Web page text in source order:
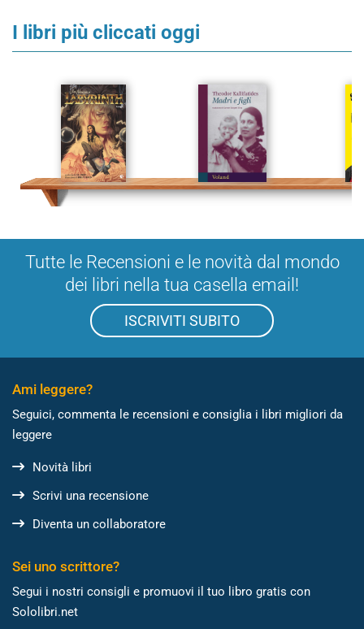
I libri più cliccati oggi
Tutte le Recensioni e le novità dal mondo
dei libri nella tua casella email!
ISCRIVITI SUBITO
Ami leggere?
Seguici, commenta le recensioni e consiglia i libri migliori da
leggere
Novità libri
Scrivi una recensione
Diventa un collaboratore
Sei uno scrittore?
Segui i nostri consigli e promuovi il tuo libro gratis con
Sololibri.net